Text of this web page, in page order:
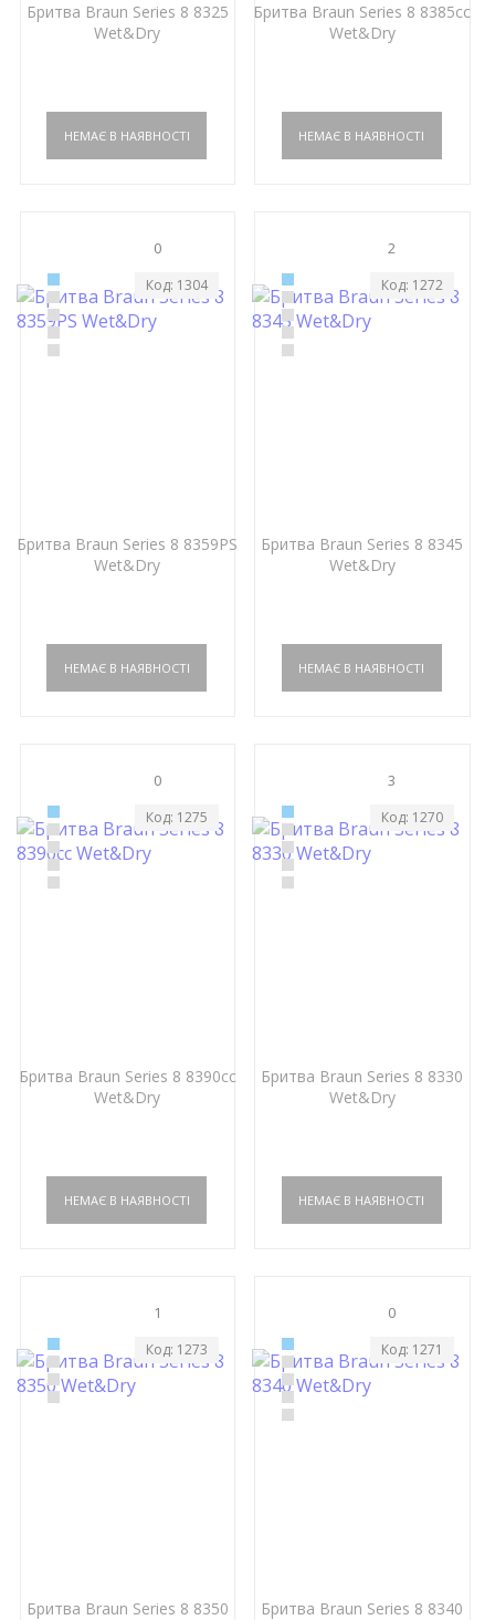
Бритва Braun Series 8 8325
Wet&Dry
Бритва Braun Series 8 8385cc
Wet&Dry
0
Бритва Braun Series 8 8359PS
Wet&Dry
Код: 1304
2
Бритва Braun Series 8 8345
Wet&Dry
Код: 1272
0
Бритва Braun Series 8 8390cc
Wet&Dry
Код: 1275
3
Бритва Braun Series 8 8330
Wet&Dry
Код: 1270
1
Бритва Braun Series 8 8350
Код: 1273
0
Бритва Braun Series 8 8340
Код: 1271